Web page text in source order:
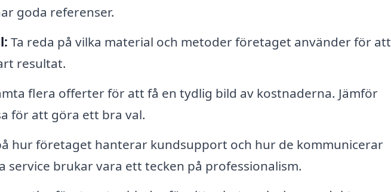
goda referenser.
Ta reda på vilka material och metoder företaget använder för att
resultat.
flera offerter för att få en tydlig bild av kostnaderna. Jämför
för att göra ett bra val.
hur företaget hanterar kundsupport och hur de kommunicerar
service brukar vara ett tecken på professionalism.